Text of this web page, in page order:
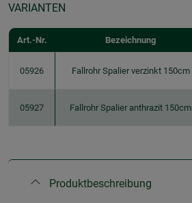
VARIANTEN
Art.-Nr. Bezeichnung
05926 Fallrohr Spalier verzinkt 150cm
05927 Fallrohr Spalier anthrazit 150cm
Produktbeschreibung